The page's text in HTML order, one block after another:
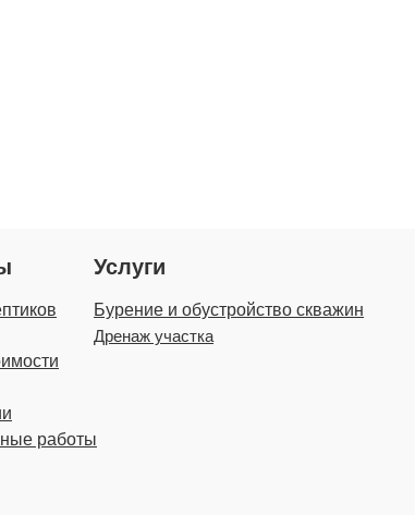
работы
Услуги
Бурение и обустройство скважин
Дренаж участка